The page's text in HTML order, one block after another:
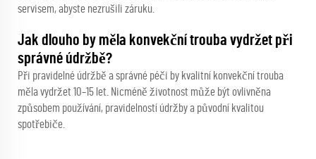
servisem, abyste nezrušili záruku.
Jak dlouho by měla konvekční trouba vydržet při
správné údržbě?
Při pravidelné údržbě a správné péči by kvalitní konvekční trouba
měla vydržet 10–15 let. Nicméně životnost může být ovlivněna
způsobem používání, pravidelností údržby a původní kvalitou
spotřebiče.